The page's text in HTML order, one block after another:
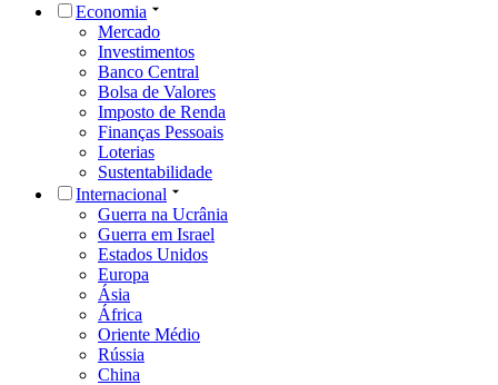
Economia
Mercado
Investimentos
Banco Central
Bolsa de Valores
Imposto de Renda
Finanças Pessoais
Loterias
Sustentabilidade
Internacional
Guerra na Ucrânia
Guerra em Israel
Estados Unidos
Europa
Ásia
África
Oriente Médio
Rússia
China